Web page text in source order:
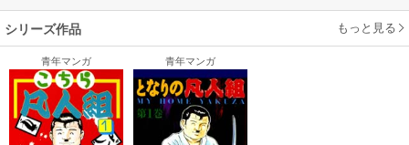
シリーズ作品 もっと見る
青年マンガ 青年マンガ